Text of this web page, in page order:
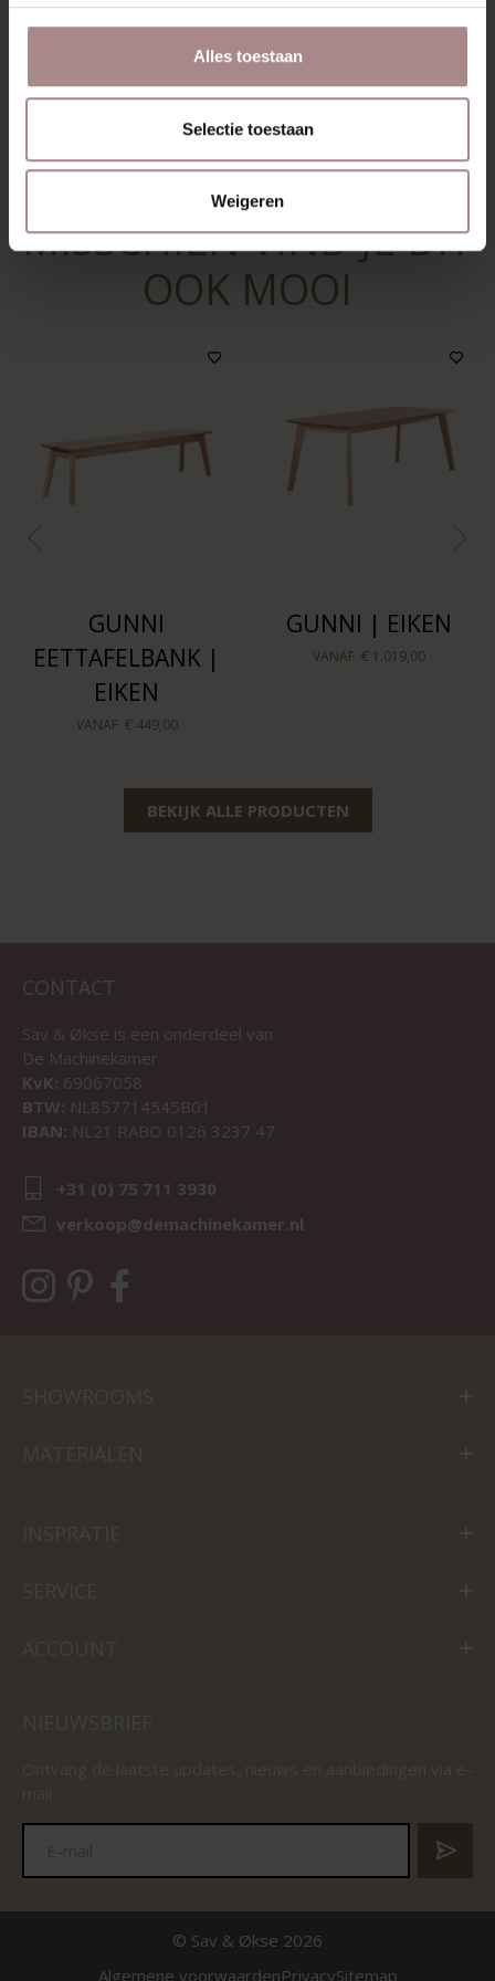
Alles toestaan
Selectie toestaan
Weigeren
VERPAKKING & MONTAGE
KLEURSTAAL BESTELLEN
AFMETINGEN & HANDLEIDING
MISSCHIEN VIND JE DIT
OOK MOOI
GUNNI
EETTAFELBANK |
EIKEN
VANAF € 449,00
GUNNI | EIKEN
VANAF € 1.019,00
BEKIJK ALLE PRODUCTEN
CONTACT
Sav & Økse is een onderdeel van
De Machinekamer
KvK: 69067058
BTW: NL857714545B01
IBAN: NL21 RABO 0126 3237 47
+31 (0) 75 711 3930
verkoop@demachinekamer.nl
© Sav & Økse 2026
Algemene voorwaardenPrivacySitemap